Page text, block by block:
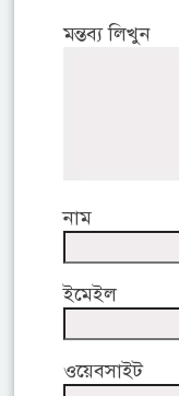
মন্তব্য লিখুন
নাম
ইমেইল
ওয়েবসাইট